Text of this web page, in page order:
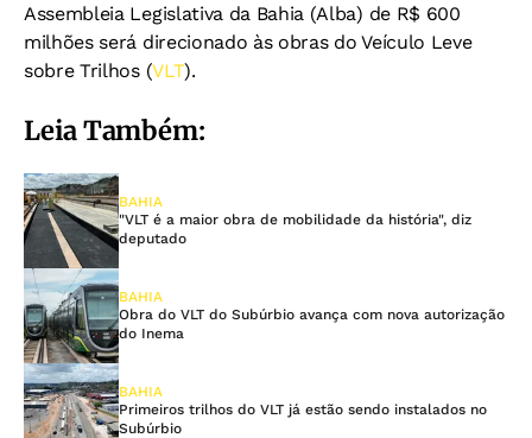
Assembleia Legislativa da Bahia (Alba) de R$ 600
milhões será direcionado às obras do Veículo Leve
sobre Trilhos (VLT).
Leia Também:
BAHIA
"VLT é a maior obra de mobilidade da história", diz
deputado
BAHIA
Obra do VLT do Subúrbio avança com nova autorização
do Inema
BAHIA
Primeiros trilhos do VLT já estão sendo instalados no
Subúrbio